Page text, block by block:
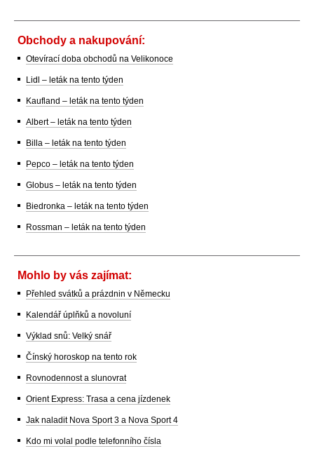
Obchody a nakupování:
Otevírací doba obchodů na Velikonoce
Lidl – leták na tento týden
Kaufland – leták na tento týden
Albert – leták na tento týden
Billa – leták na tento týden
Pepco – leták na tento týden
Globus – leták na tento týden
Biedronka – leták na tento týden
Rossman – leták na tento týden
Mohlo by vás zajímat:
Přehled svátků a prázdnin v Německu
Kalendář úplňků a novoluní
Výklad snů: Velký snář
Čínský horoskop na tento rok
Rovnodennost a slunovrat
Orient Express: Trasa a cena jízdenek
Jak naladit Nova Sport 3 a Nova Sport 4
Kdo mi volal podle telefonního čísla